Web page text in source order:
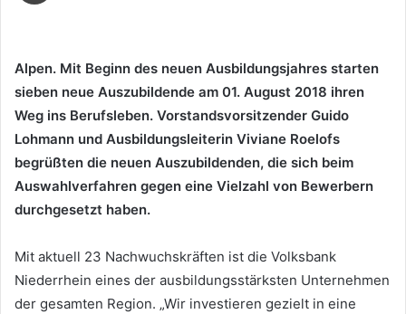
Alpen. Mit Beginn des neuen Ausbildungsjahres starten
sieben neue Auszubildende am 01. August 2018 ihren
Weg ins Berufsleben. Vorstandsvorsitzender Guido
Lohmann und Ausbildungsleiterin Viviane Roelofs
begrüßten die neuen Auszubildenden, die sich beim
Auswahlverfahren gegen eine Vielzahl von Bewerbern
durchgesetzt haben.
Mit aktuell 23 Nachwuchskräften ist die Volksbank
Niederrhein eines der ausbildungsstärksten Unternehmen
der gesamten Region. „Wir investieren gezielt in eine